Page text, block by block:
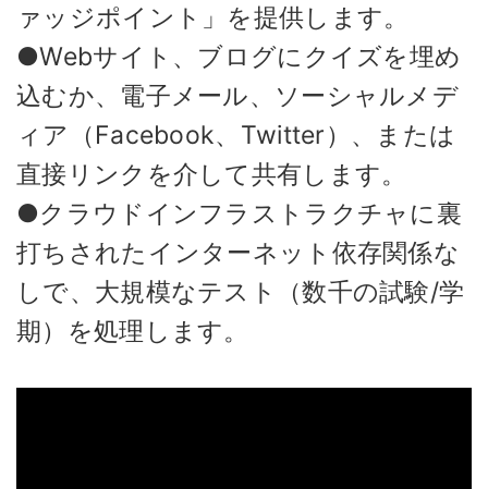
ァッジポイント」を提供します。
●Webサイト、ブログにクイズを埋め
込むか、電子メール、ソーシャルメデ
ィア（Facebook、Twitter）、または
直接リンクを介して共有します。
●クラウドインフラストラクチャに裏
打ちされたインターネット依存関係な
しで、大規模なテスト（数千の試験/学
期）を処理します。